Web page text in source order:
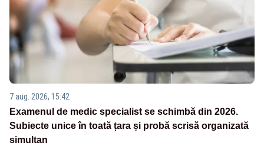
7 aug. 2026, 15:42
Examenul de medic specialist se schimbă din 2026.
Subiecte unice în toată țara și probă scrisă organizată
simultan